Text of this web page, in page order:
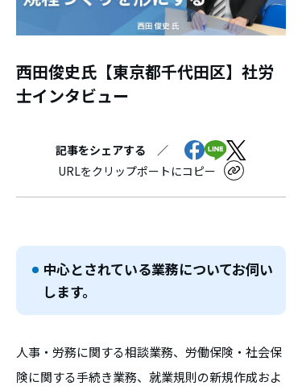
西田俊史氏【東京都千代田区】社労
士インタビュー
記事をシェアする ／
URLをクリップポートにコピー
中心とされている業務についてお伺い
します。
人事・労務に関する相談業務、労働保険・社会保
険に関する手続き業務、就業規則の新規作成およ